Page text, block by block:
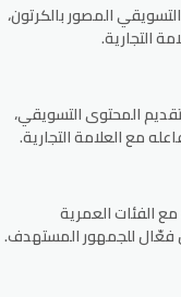
المصور بالكرتون،
التجارية.
المحتوى التسويقي،
مع العلامة التجارية.
الفئات العمرية
فعّال للجمهور المستهدف.